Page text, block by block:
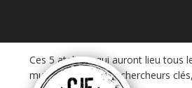
Ces 5 ateliers, qui auront lieu tous
multidisciplinaire de chercheurs